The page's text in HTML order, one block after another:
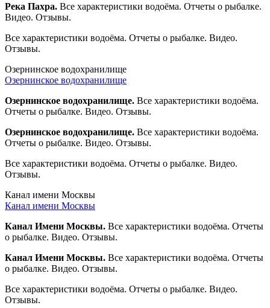
Река Пахра. Все характеристики водоёма. Отчеты о рыбалке.
Видео. Отзывы.
Все характеристики водоёма. Отчеты о рыбалке. Видео.
Отзывы.
Озернинское водохранилище
Озернинское водохранилище
Озернинское водохранилище. Все характеристики водоёма.
Отчеты о рыбалке. Видео. Отзывы.
Озернинское водохранилище. Все характеристики водоёма.
Отчеты о рыбалке. Видео. Отзывы.
Все характеристики водоёма. Отчеты о рыбалке. Видео.
Отзывы.
Канал имени Москвы
Канал имени Москвы
Канал Имени Москвы. Все характеристики водоёма. Отчеты
о рыбалке. Видео. Отзывы.
Канал Имени Москвы. Все характеристики водоёма. Отчеты
о рыбалке. Видео. Отзывы.
Все характеристики водоёма. Отчеты о рыбалке. Видео.
Отзывы.